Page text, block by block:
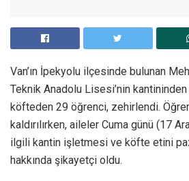
Van’ın İpekyolu ilçesinde bulunan
Teknik Anadolu Lisesi’nin kantininden
köfteden 29 öğrenci, zehirlendi.
kaldırılırken, aileler Cuma günü (17
ilgili kantin işletmesi ve köfte etini
hakkında şikayetçi oldu.